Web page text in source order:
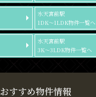
水天宮前駅
1DK～1LDK物件一覧へ
水天宮前駅
3K～3LDK物件一覧へ
おすすめ物件情報